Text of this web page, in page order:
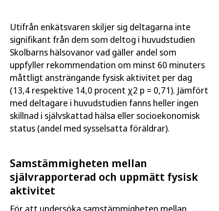
Utifrån enkätsvaren skiljer sig deltagarna inte
signifikant från dem som deltog i huvudstudien
Skolbarns hälsovanor vad gäller andel som
uppfyller rekommendation om minst 60 minuters
måttligt ansträngande fysisk aktivitet per dag
(13,4 respektive 14,0 procent χ2 p = 0,71). Jämfört
med deltagare i huvudstudien fanns heller ingen
skillnad i självskattad hälsa eller socioekonomisk
status (andel med sysselsatta föräldrar).
Samstämmigheten mellan
självrapporterad och uppmätt fysisk
aktivitet
För att undersöka samstämmigheten mellan